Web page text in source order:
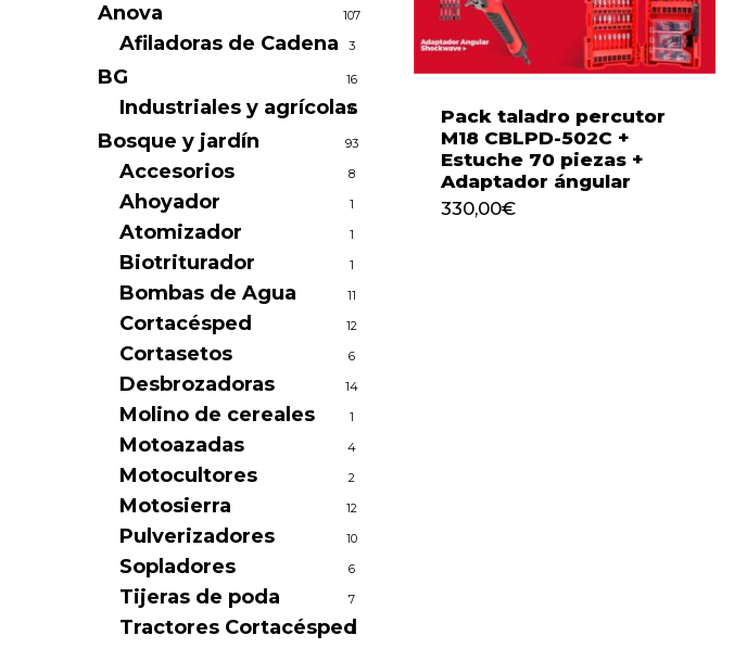
Anova 107
Afiladoras de Cadena 3
BG 16
Industriales y agrícolas
16
Bosque y jardín 93
Accesorios 8
Ahoyador 1
Atomizador 1
Biotriturador 1
Bombas de Agua 11
Cortacésped 12
Cortasetos 6
Desbrozadoras 14
Molino de cereales 1
Motoazadas 4
Motocultores 2
Motosierra 12
Pulverizadores 10
Sopladores 6
Tijeras de poda 7
Tractores Cortacésped1
Pack taladro percutor
M18 CBLPD-502C +
Estuche 70 piezas +
Adaptador ángular
330,00€
330,00€